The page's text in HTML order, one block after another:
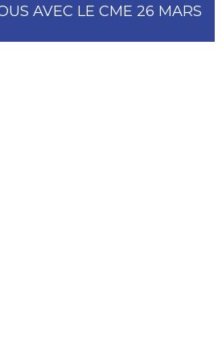
AVEC LE CME 26 MARS